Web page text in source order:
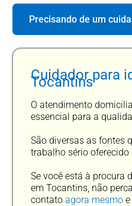
Precisando de um
Cuidador para
Tocantins
O atendimento
essencial para a
São diversas as fontes
trabalho sério oferecido
Se você está à procura
em Tocantins, não
contato agora mesmo